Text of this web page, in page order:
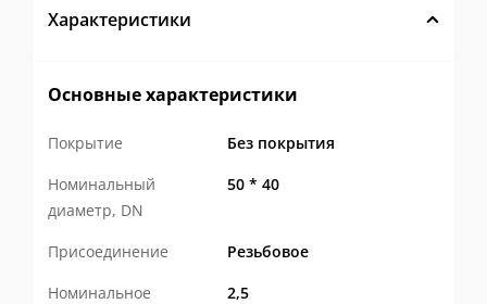
Характеристики
Основные характеристики
Покрытие
Без покрытия
Номинальный
диаметр, DN
50 * 40
Присоединение
Резьбовое
Номинальное
2,5